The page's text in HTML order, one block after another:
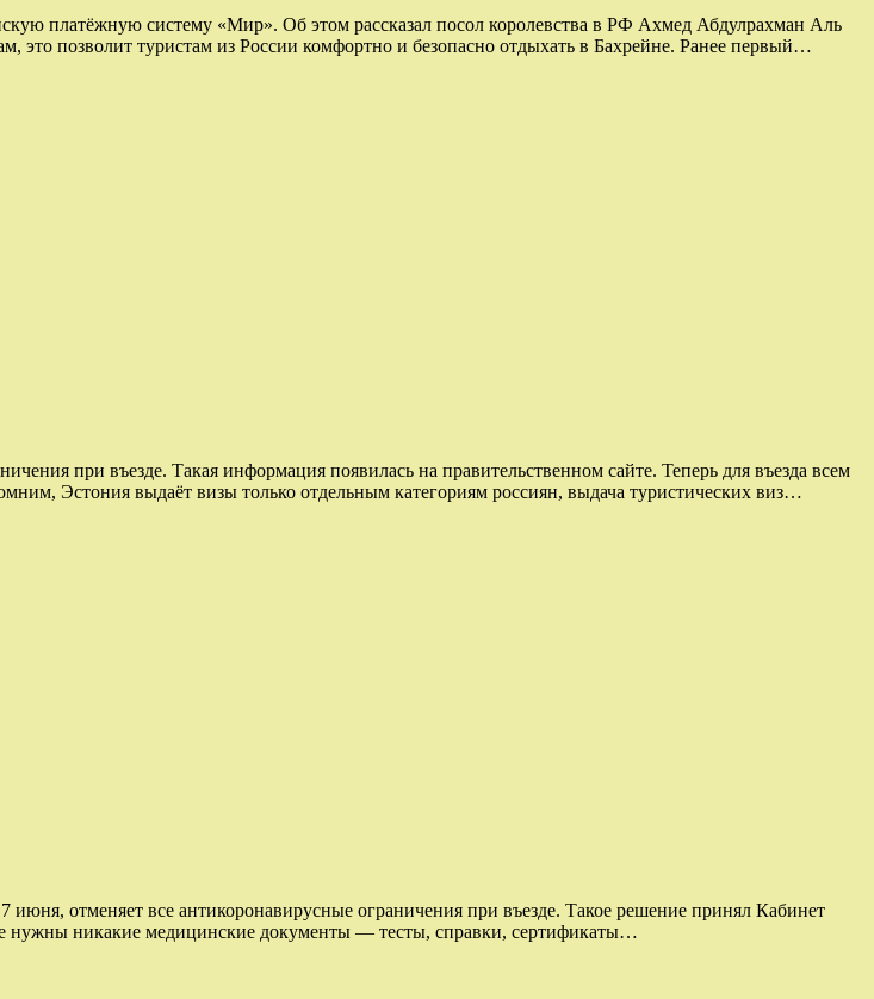
платёжную систему «Мир». Об этом рассказал посол королевства в РФ Ахмед Абдулрахман Аль
позволит туристам из России комфортно и безопасно отдыхать в Бахрейне. Ранее первый…
при въезде. Такая информация появилась на правительственном сайте. Теперь для въезда всем
Эстония выдаёт визы только отдельным категориям россиян, выдача туристических виз…
отменяет все антикоронавирусные ограничения при въезде. Такое решение принял Кабинет
нужны никакие медицинские документы — тесты, справки, сертификаты…